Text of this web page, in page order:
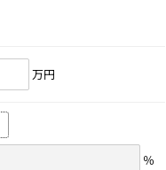
万円
％